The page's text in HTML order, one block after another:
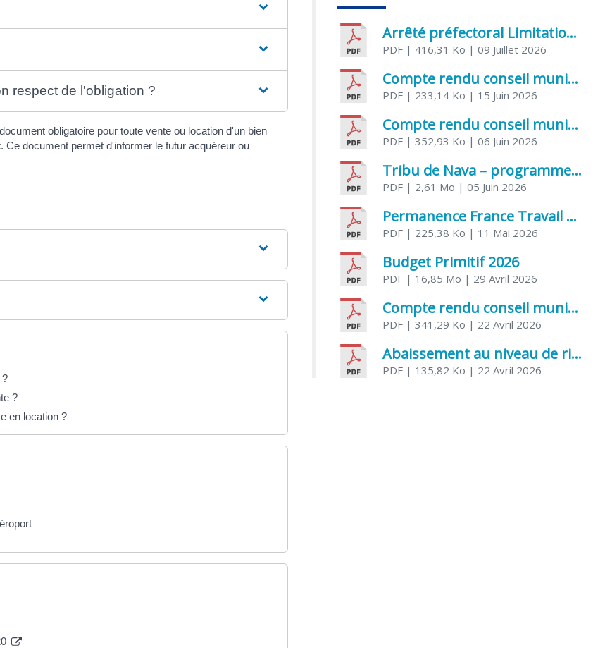
respect de l'obligation ?
obligatoire pour toute vente ou location d'un bien
. Ce document permet d'informer le futur acquéreur ou
?
?
en location ?
Arrêté préfectoral Limitation provisoire des usages de l’eau
PDF | 416,31 Ko | 09 Juillet 2026
Compte rendu conseil municipal 5 juin 2026 sénatoriale
PDF | 233,14 Ko | 15 Juin 2026
Compte rendu conseil municipal – 21 avril 2026
PDF | 352,93 Ko | 06 Juin 2026
Tribu de Nava – programme et inscriptions été 2026
PDF | 2,61 Mo | 05 Juin 2026
Permanence France Travail au CCAS de Saujon Juin 2026
PDF | 225,38 Ko | 11 Mai 2026
Budget Primitif 2026
PDF | 16,85 Mo | 29 Avril 2026
Compte rendu conseil municipal – 7 avril 2026
PDF | 341,29 Ko | 22 Avril 2026
Abaissement au niveau de risque modéré de l’Influenza aviaire
PDF | 135,82 Ko | 22 Avril 2026